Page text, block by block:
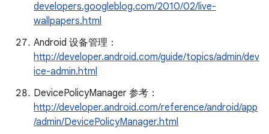
developers.googleblog.com/2010/02/live-
wallpapers.html
Android 设备管理：
http://developer.android.com/guide/topics/admin/dev
ice-admin.html
DevicePolicyManager 参考：
http://developer.android.com/reference/android/app
/admin/DevicePolicyManager.html